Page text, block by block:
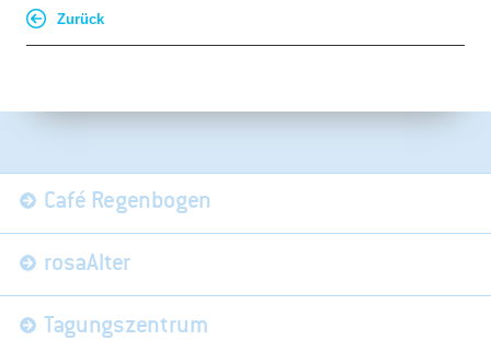
Zurück
überspringenCafé Regenbogen
rosaAlter
Tagungszentrum